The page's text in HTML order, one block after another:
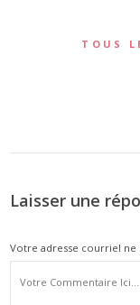
TOUS
Laisser une
Votre adresse courriel ne